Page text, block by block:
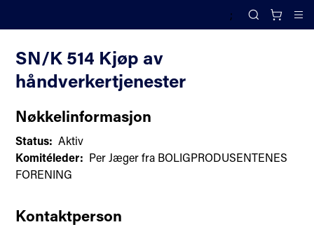
;
Search
SN/K 514 Kjøp av
håndverkertjenester
Nøkkelinformasjon
Status: Aktiv
Komitéleder: Per Jæger fra BOLIGPRODUSENTENES
FORENING
Kontaktperson